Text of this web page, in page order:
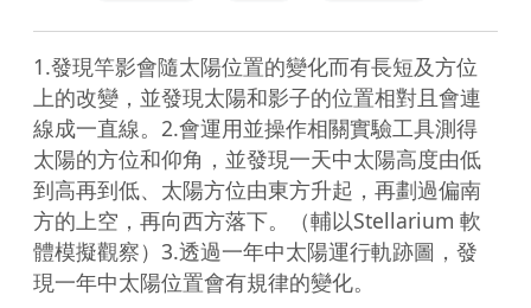
1.發現竿影會隨太陽位置的變化而有長短及方位
上的改變，並發現太陽和影子的位置相對且會連
線成一直線。2.會運用並操作相關實驗工具測得
太陽的方位和仰角，並發現一天中太陽高度由低
到高再到低、太陽方位由東方升起，再劃過偏南
方的上空，再向西方落下。（輔以Stellarium 軟
體模擬觀察）3.透過一年中太陽運行軌跡圖，發
現一年中太陽位置會有規律的變化。